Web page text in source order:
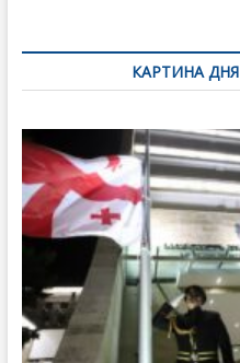
по
записямКАРТИНА ДНЯ